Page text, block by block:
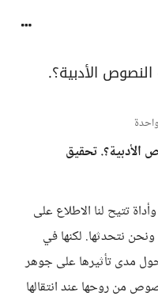
الأدبية؟.
الأدبية؟. تحقيق
تتيح لنا الاطلاع على
ونحن نتحدثها. لكنها في
مدى تأثيرها على جوهر
من روحها عند انتقالها